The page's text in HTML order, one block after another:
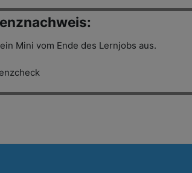
Mini vom Ende des Lernjobs aus.